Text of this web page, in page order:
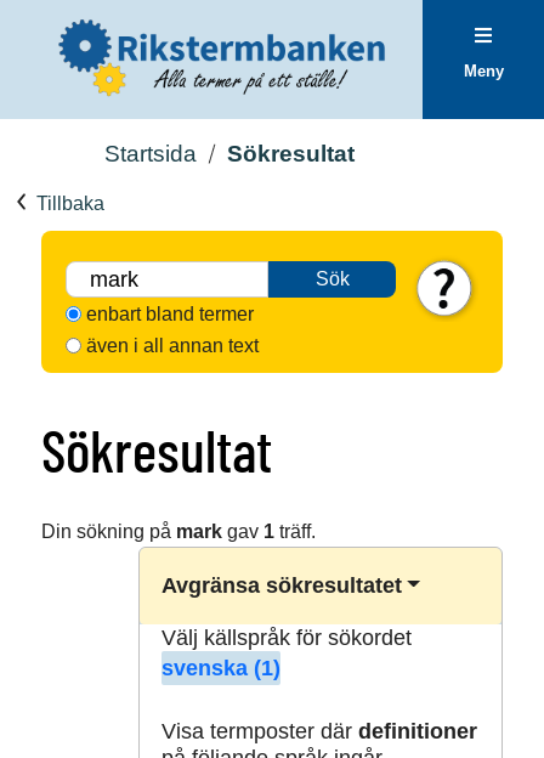
Meny
Startsida Sökresultat
Tillbaka
Sök
enbart bland termer
även i all annan text
Sökresultat
Din sökning på markgav 1träff.
Avgränsa sökresultatet
Välj källspråk för sökordet
svenska (1)
Visa termposter där definitioner